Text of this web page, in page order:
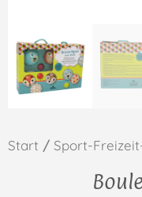
Start / Sport-